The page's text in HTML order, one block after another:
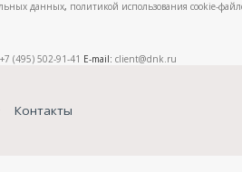
данных, политикой использования cookie-
+7 (495) 502-91-41 E-mail: client@dnk.ru
Контакты